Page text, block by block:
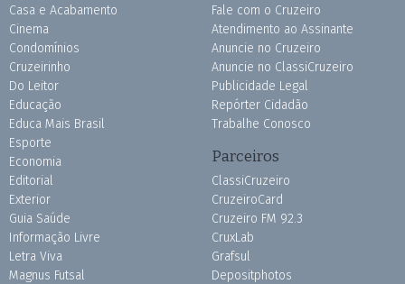
Casa e Acabamento
Cinema
Condomínios
Cruzeirinho
Do Leitor
Educação
Educa Mais Brasil
Esporte
Economia
Editorial
Exterior
Guia Saúde
Informação Livre
Letra Viva
Magnus Futsal
Fale com o Cruzeiro
Atendimento ao Assinante
Anuncie no Cruzeiro
Anuncie no ClassiCruzeiro
Publicidade Legal
Repórter Cidadão
Trabalhe Conosco
Parceiros
ClassiCruzeiro
CruzeiroCard
Cruzeiro FM 92.3
CruxLab
Grafsul
Depositphotos